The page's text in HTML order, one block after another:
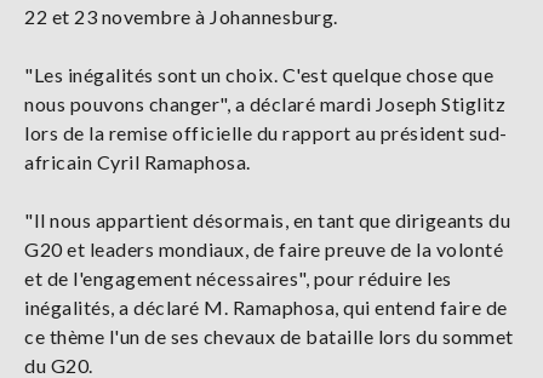
22 et 23 novembre à Johannesburg.
"Les inégalités sont un choix. C'est quelque chose que
nous pouvons changer", a déclaré mardi Joseph Stiglitz
lors de la remise officielle du rapport au président sud-
africain Cyril Ramaphosa.
"Il nous appartient désormais, en tant que dirigeants du
G20 et leaders mondiaux, de faire preuve de la volonté
et de l'engagement nécessaires", pour réduire les
inégalités, a déclaré M. Ramaphosa, qui entend faire de
ce thème l'un de ses chevaux de bataille lors du sommet
du G20.